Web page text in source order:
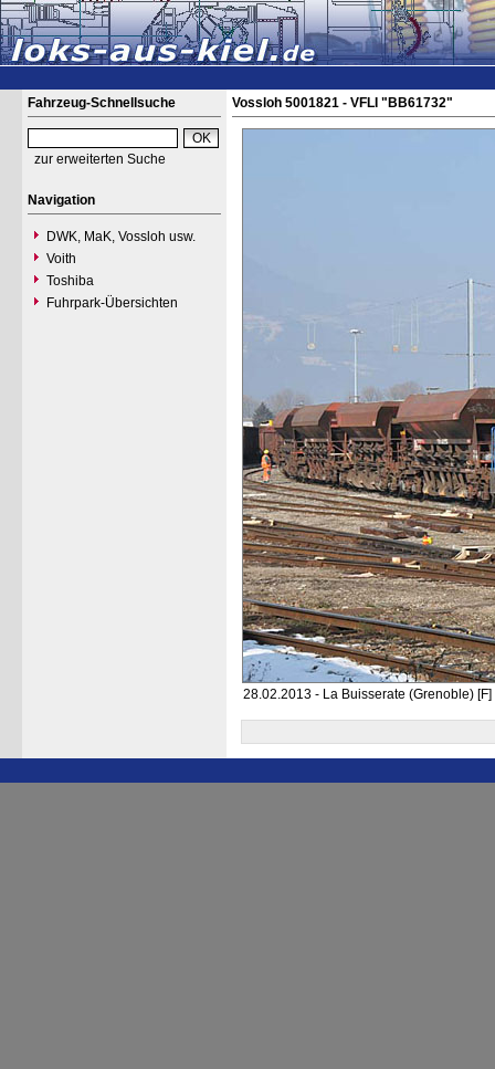
Fahrzeug-Schnellsuche
zur erweiterten Suche
Navigation
DWK, MaK, Vossloh usw.
Voith
Toshiba
Fuhrpark-Übersichten
Vossloh 5001821 - VFLI "BB61732"
28.02.2013 - La Buisserate (Grenoble) [F]